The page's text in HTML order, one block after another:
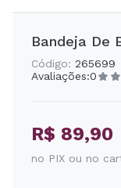
Bandeja De
Código: 265699
Avaliações:0
R$ 89,90
no PIX ou no